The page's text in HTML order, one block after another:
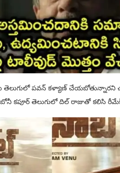
పవన్ కళ్యాణ్ చేయబోతున్నారని
కపూర్ తెలుగులో దిల్ రాజుతో కలిసి రీమేక్